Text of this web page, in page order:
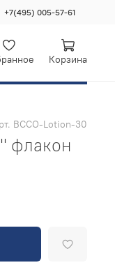
+7(495) 005-57-61
Корзина
BCCO-Lotion-30
флакон